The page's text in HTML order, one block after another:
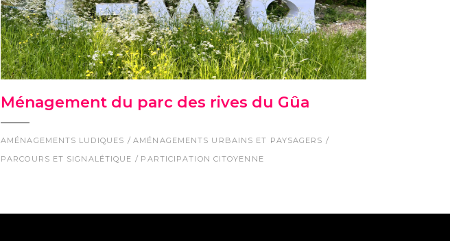
Ménagement du parc des rives du Gûa
AMÉNAGEMENTS LUDIQUES
AMÉNAGEMENTS URBAINS ET PAYSAGERS
PARCOURS ET SIGNALÉTIQUE
PARTICIPATION CITOYENNE